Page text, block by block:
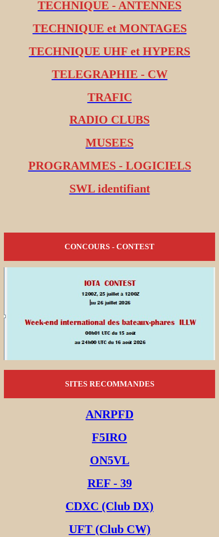
TECHNIQUE - ANTENNES
TECHNIQUE et MONTAGES
TECHNIQUE UHF et HYPERS
TELEGRAPHIE - CW
TRAFIC
RADIO CLUBS
MUSEES
PROGRAMMES - LOGICIELS
SWL identifiant
CONCOURS - CONTEST
SITES RECOMMANDES
ANRPFD
F5IRO
ON5VL
REF - 39
CDXC (Club DX)
UFT (Club CW)